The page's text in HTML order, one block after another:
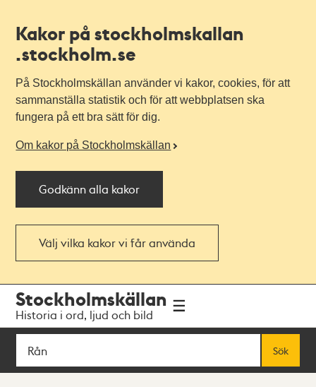
Kakor på stockholmskallan
.stockholm.se
På Stockholmskällan använder vi kakor, cookies, för att
sammanställa statistik och för att webbplatsen ska
fungera på ett bra sätt för dig.
Om kakor på Stockholmskällan
Godkänn alla kakor
Välj vilka kakor vi får använda
navigationen
huvudinnehållet
Stockholmskällan
Historia i ord, ljud och bild
Sök
Sök